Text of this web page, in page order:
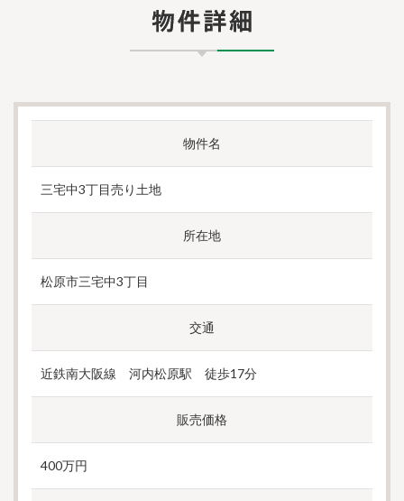
物件名
三宅中3丁目売り土地
所在地
松原市三宅中3丁目
交通
近鉄南大阪線 河内松原駅 徒歩17分
販売価格
400万円